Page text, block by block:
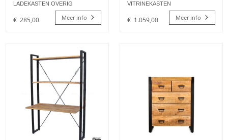
LADEKASTEN OVERIG
€ 285,00 Meer info
VITRINEKASTEN
€ 1.059,00 Meer info